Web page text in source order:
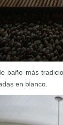
baño más
en blanco.